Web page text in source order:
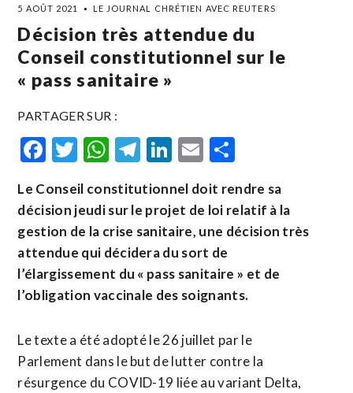
5 AOÛT 2021 LE JOURNAL CHRÉTIEN AVEC REUTERS
Décision très attendue du
Conseil constitutionnel sur le
« pass sanitaire »
PARTAGER SUR :
Facebook
Twitter
WhatsApp
Telegram
LinkedIn
Email
Le Conseil constitutionnel doit rendre sa
décision jeudi sur le projet de loi relatif à la
gestion de la crise sanitaire, une décision très
attendue qui décidera du sort de
l’élargissement du « pass sanitaire » et de
l’obligation vaccinale des soignants.
Le texte a été adopté le 26 juillet par le
Parlement dans le but de lutter contre la
résurgence du COVID-19 liée au variant Delta,